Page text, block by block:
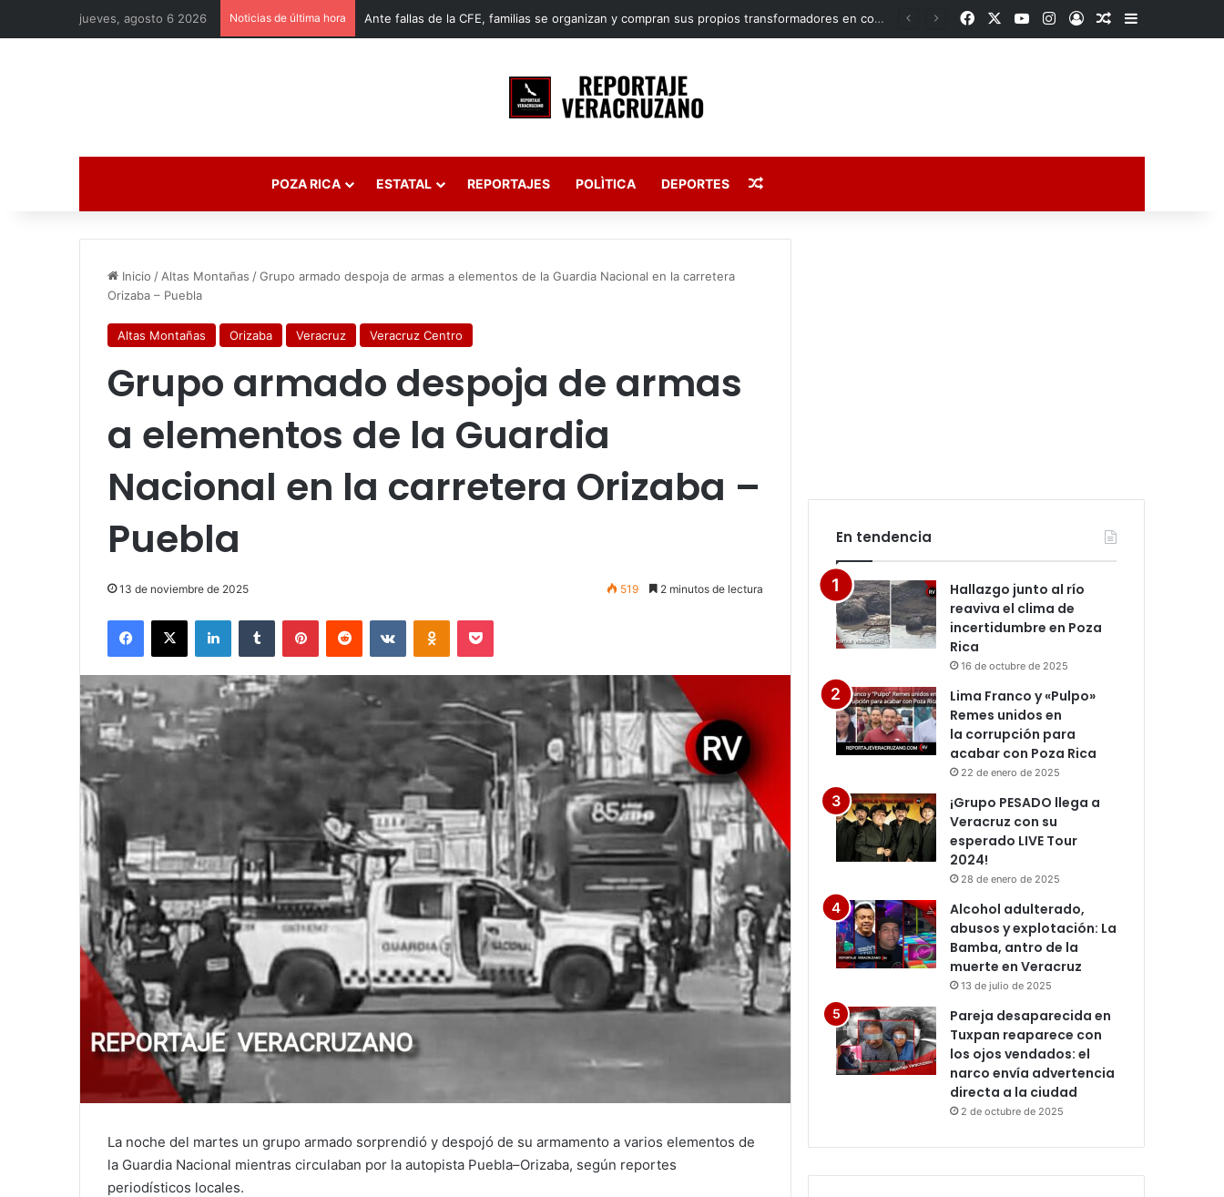
jueves, agosto 6 2026 Noticias de última hora Ante fallas de la CFE, familias se organizan y compran sus propios transformadores en comunidades de Veracruz FacebookYouTubeInstagram
AccesoPublicación al
Barra lateral
POZA RICA ESTATAL REPORTAJES POLÌTICA DEPORTES Publicación al azar
Inicio / Altas Montañas /Grupo armado despoja de armas a elementos de la Guardia Nacional en la carretera
Orizaba – Puebla
Altas Montañas Orizaba Veracruz Veracruz Centro
Grupo armado despoja de armas
a elementos de la Guardia
Nacional en la carretera Orizaba –
Puebla
13 de noviembre de 2025 519 2 minutos de lectura
Facebook
X LinkedInTumblr PinterestReddit VKontakteOdnoklassniki
Pocket
La noche del martes un grupo armado sorprendió y despojó de su armamento a varios elementos de
la Guardia Nacional mientras circulaban por la autopista Puebla–Orizaba, según reportes
periodísticos locales.
En tendencia
Hallazgo junto al río
reaviva el clima de
incertidumbre en Poza
Rica
16 de octubre de 2025
Lima Franco y «Pulpo»
Remes unidos en
la corrupción para
acabar con Poza Rica
22 de enero de 2025
¡Grupo PESADO llega a
Veracruz con su
esperado LIVE Tour
2024!
28 de enero de 2025
Alcohol adulterado,
abusos y explotación: La
Bamba, antro de la
muerte en Veracruz
13 de julio de 2025
Pareja desaparecida en
Tuxpan reaparece con
los ojos vendados: el
narco envía advertencia
directa a la ciudad
2 de octubre de 2025